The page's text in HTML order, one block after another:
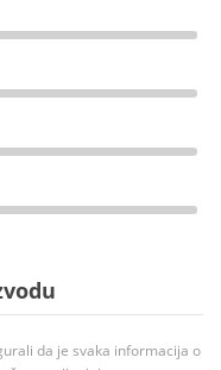
da je svaka informacija o